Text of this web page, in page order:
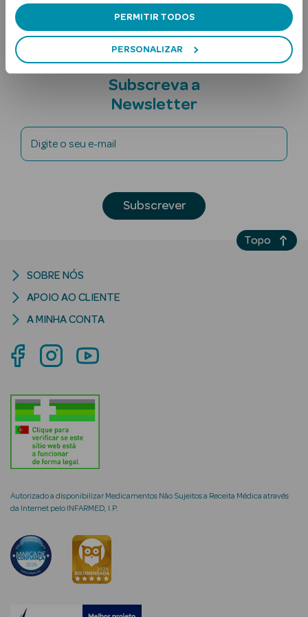
PERMITIR TODOS
PERSONALIZAR
Ver Tudo
Solares
Solares Bebé e
Ver Tudo
Cosmética
Rosto
Hidratantes
Creme de Olhos
envelhecimento
Subscreva a
Newsletter
Digite o seu e-mail
Subscrever
Autorizado a disponibilizar Medicamentos Não Sujeitos a Receita Médica através
da Internet pelo INFARMED, I.P.
SOBRE NÓS
APOIO AO CLIENTE
A MINHA CONTA
Topo